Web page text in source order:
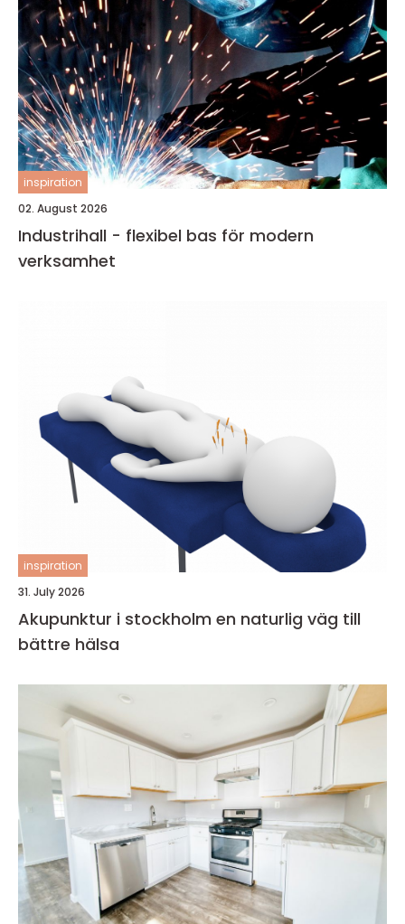
inspiration
02. August 2026
Industrihall - flexibel bas för modern
verksamhet
inspiration
31. July 2026
Akupunktur i stockholm en naturlig väg till
bättre hälsa